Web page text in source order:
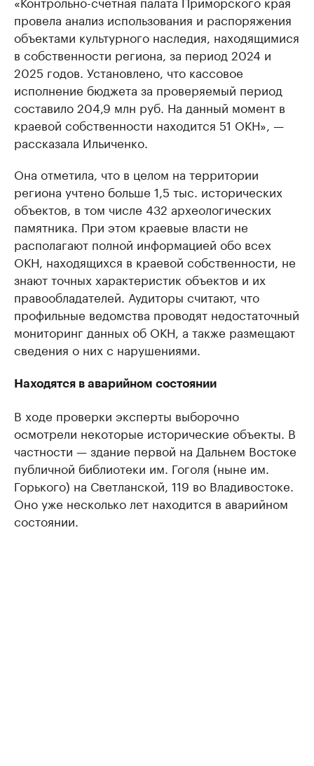
провела анализ использования и распоряжения
объектами культурного наследия, находящимися
в собственности региона, за период 2024 и
2025 годов. Установлено, что кассовое
исполнение бюджета за проверяемый период
составило 204,9 млн руб. На данный момент в
краевой собственности находится 51 ОКН», —
рассказала Ильиченко.
Она отметила, что в целом на территории
региона учтено больше 1,5 тыс. исторических
объектов, в том числе 432 археологических
памятника. При этом краевые власти не
располагают полной информацией обо всех
ОКН, находящихся в краевой собственности, не
знают точных характеристик объектов и их
правообладателей. Аудиторы считают, что
профильные ведомства проводят недостаточный
мониторинг данных об ОКН, а также размещают
сведения о них с нарушениями.
Находятся в аварийном состоянии
В ходе проверки эксперты выборочно
осмотрели некоторые исторические объекты. В
частности — здание первой на Дальнем Востоке
публичной библиотеки им. Гоголя (ныне им.
Горького) на Светланской, 119 во Владивостоке.
Оно уже несколько лет находится в аварийном
состоянии.